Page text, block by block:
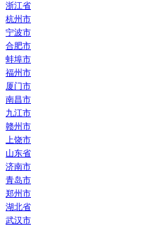
浙江省
杭州市
宁波市
合肥市
蚌埠市
福州市
厦门市
南昌市
九江市
赣州市
上饶市
山东省
济南市
青岛市
郑州市
湖北省
武汉市